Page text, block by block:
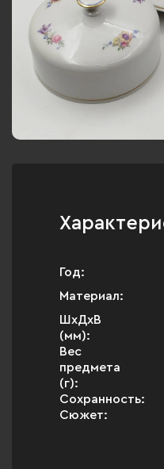
Год:
Материал:
ШхДхВ
(мм):
Вес
предмета
(г):
Сохранность:
Сюжет: